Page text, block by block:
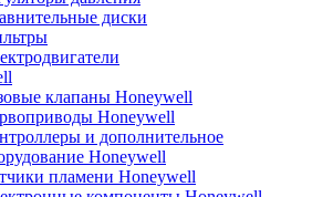
диски
клапаны Honeywell
Honeywell
и дополнительное
Honeywell
пламени Honeywell